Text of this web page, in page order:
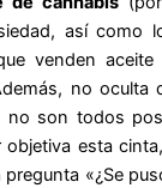
así como
venden
no oculta
son todos
objetiva esta
«¿Se